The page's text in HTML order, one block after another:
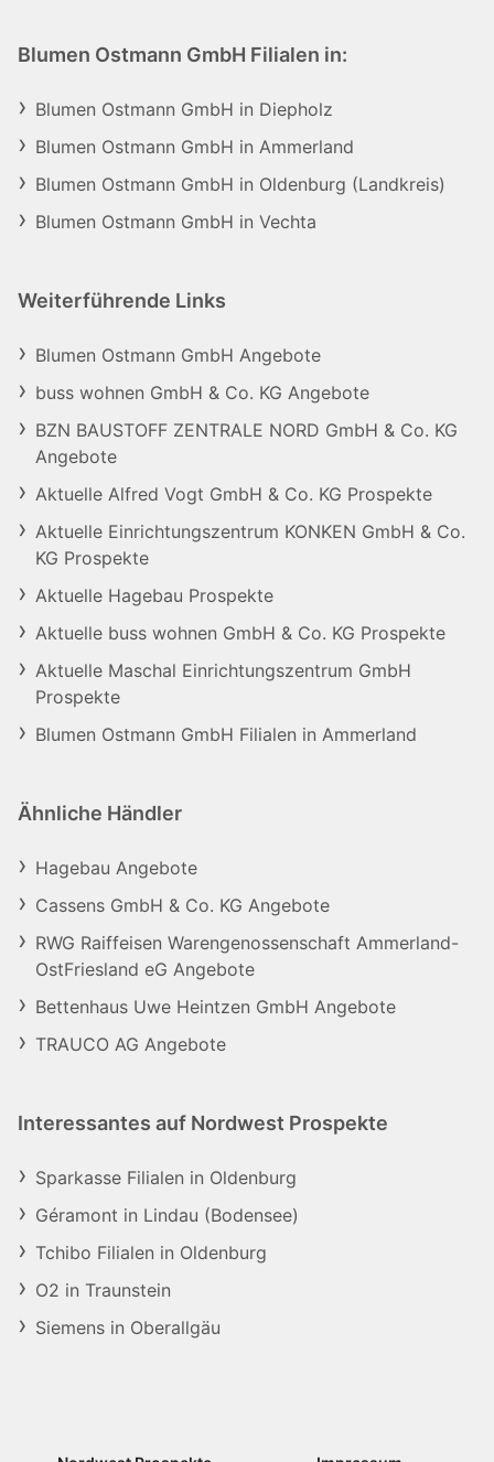
Blumen Ostmann GmbH Filialen in:
Blumen Ostmann GmbH in Diepholz
Blumen Ostmann GmbH in Ammerland
Blumen Ostmann GmbH in Oldenburg (Landkreis)
Blumen Ostmann GmbH in Vechta
Weiterführende Links
Blumen Ostmann GmbH Angebote
buss wohnen GmbH & Co. KG Angebote
BZN BAUSTOFF ZENTRALE NORD GmbH & Co. KG
Angebote
Aktuelle Alfred Vogt GmbH & Co. KG Prospekte
Aktuelle Einrichtungszentrum KONKEN GmbH & Co.
KG Prospekte
Aktuelle Hagebau Prospekte
Aktuelle buss wohnen GmbH & Co. KG Prospekte
Aktuelle Maschal Einrichtungszentrum GmbH
Prospekte
Blumen Ostmann GmbH Filialen in Ammerland
Ähnliche Händler
Hagebau Angebote
Cassens GmbH & Co. KG Angebote
RWG Raiffeisen Warengenossenschaft Ammerland-
OstFriesland eG Angebote
Bettenhaus Uwe Heintzen GmbH Angebote
TRAUCO AG Angebote
Interessantes auf Nordwest Prospekte
Sparkasse Filialen in Oldenburg
Géramont in Lindau (Bodensee)
Tchibo Filialen in Oldenburg
O2 in Traunstein
Siemens in Oberallgäu